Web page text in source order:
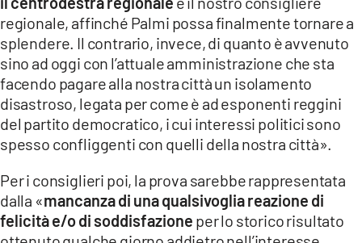
regionale, affinché Palmi possa finalmente tornare a
splendere. Il contrario, invece, di quanto è avvenuto
sino ad oggi con l’attuale amministrazione che sta
facendo pagare alla nostra città un isolamento
disastroso, legata per come è ad esponenti reggini
del partito democratico, i cui interessi politici sono
spesso confliggenti con quelli della nostra città».
Per i consiglieri poi, la prova sarebbe rappresentata
dalla «mancanza di una qualsivoglia reazione di
felicità e/o di soddisfazione per lo storico risultato